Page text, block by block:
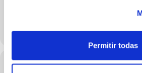
Permitir todas
Hora